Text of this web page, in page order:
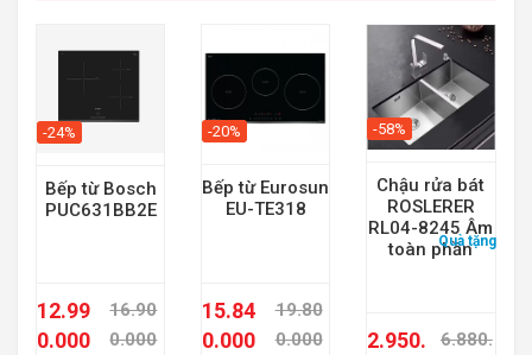
-24%
Bếp từ Bosch
PUC631BB2E
16.90
0.000
12.99
0.000
-20%
Bếp từ Eurosun
EU-TE318
19.80
0.000
15.84
0.000
-58%
Chậu rửa bát
ROSLERER
RL04-8245 Âm
toàn phần
6.880.
2.950.
Quà tặng: